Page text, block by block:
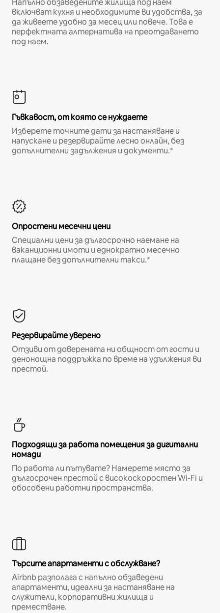
Напълно обзаведените жилища под наем
включват кухня и необходимите ви удобства, за
да живеете удобно за месец или повече. Това е
перфектната алтернатива на преотдаването
под наем.
Гъвкавост, от която се нуждаете
Изберете точните дати за настаняване и
напускане и резервирайте лесно онлайн, без
допълнителни задължения и документи.*
Опростени месечни цени
Специални цени за дългосрочно наемане на
ваканционни имоти и еднократно месечно
плащане без допълнителни такси.*
Резервирайте уверено
Отзиви от доверената ни общност от гости и
денонощна поддръжка по време на удължения ви
престой.
Подходящи за работа помещения за дигитални
номади
По работа ли пътувате? Намерете място за
дългосрочен престой с високоскоростен Wi-Fi и
обособени работни пространства.
Търсите апартаменти с обслужване?
Airbnb разполага с напълно обзаведени
апартаменти, идеални за настаняване на
служители, корпоративни жилища и
преместване.